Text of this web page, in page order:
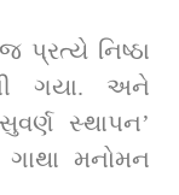
પ્રત્યે નિષ્ઠા
ગયા. અને
સ્થાપન’
ગાથા મનોમન